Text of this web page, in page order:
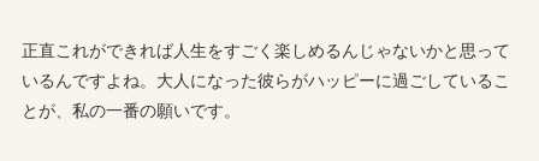
正直これができれば人生をすごく楽しめるんじゃないかと思って
いるんですよね。大人になった彼らがハッピーに過ごしているこ
とが、私の一番の願いです。